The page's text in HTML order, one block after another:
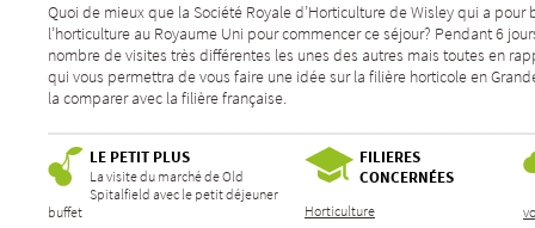
Quoi de mieux que la Société Royale d’Horticulture de Wisley qui a
l’horticulture au Royaume Uni pour commencer ce séjour? Pendant 6
nombre de visites très différentes les unes des autres mais toutes en
qui vous permettra de vous faire une idée sur la filière horticole en
la comparer avec la filière française.
LE PETIT PLUS
La visite du marché de Old
Spitalfield avec le petit déjeuner
buffet
FILIERES
CONCERNÉES
Horticulture